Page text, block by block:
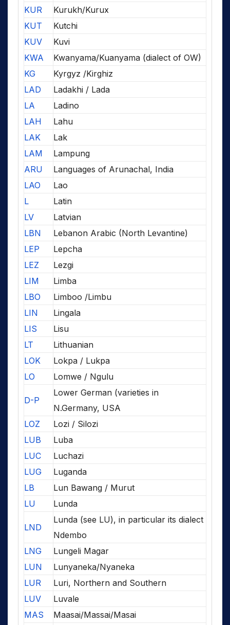
KUR
Kurukh/Kurux
KUT
Kutchi
KUV
Kuvi
KWA
Kwanyama/Kuanyama (dialect of OW)
KG
Kyrgyz /Kirghiz
LAD
Ladakhi / Lada
LA
Ladino
LAH
Lahu
LAK
Lak
LAM
Lampung
ARU
Languages of Arunachal, India
LAO
Lao
L
Latin
LV
Latvian
LBN
Lebanon Arabic (North Levantine)
LEP
Lepcha
LEZ
Lezgi
LIM
Limba
LBO
Limboo /Limbu
LIN
Lingala
LIS
Lisu
LT
Lithuanian
LOK
Lokpa / Lukpa
LO
Lomwe / Ngulu
D-P
Lower German (varieties in
N.Germany, USA
LOZ
Lozi / Silozi
LUB
Luba
LUC
Luchazi
LUG
Luganda
LB
Lun Bawang / Murut
LU
Lunda
LND
Lunda (see LU), in particular its dialect
Ndembo
LNG
Lungeli Magar
LUN
Lunyaneka/Nyaneka
LUR
Luri, Northern and Southern
LUV
Luvale
MAS
Maasai/Massai/Masai